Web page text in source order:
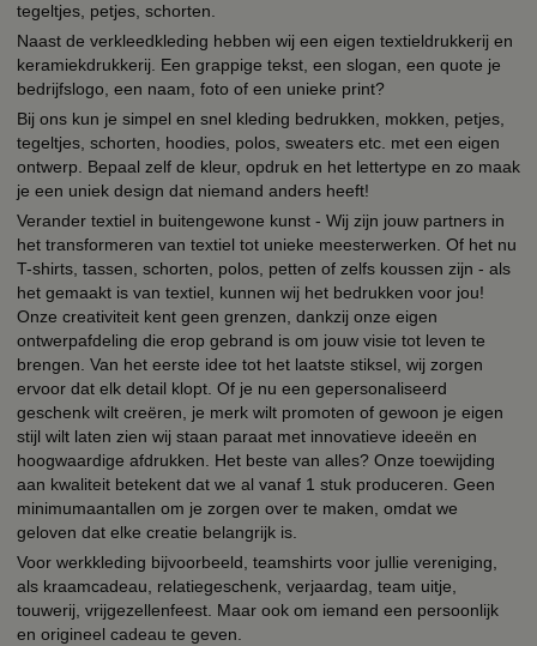
tegeltjes, petjes, schorten.
Naast de verkleedkleding hebben wij een eigen textieldrukkerij en
keramiekdrukkerij. Een grappige tekst, een slogan, een quote je
bedrijfslogo, een naam, foto of een unieke print?
Bij ons kun je simpel en snel kleding bedrukken, mokken, petjes,
tegeltjes, schorten, hoodies, polos, sweaters etc. met een eigen
ontwerp. Bepaal zelf de kleur, opdruk en het lettertype en zo maak
je een uniek design dat niemand anders heeft!
Verander textiel in buitengewone kunst - Wij zijn jouw partners in
het transformeren van textiel tot unieke meesterwerken. Of het nu
T-shirts, tassen, schorten, polos, petten of zelfs koussen zijn - als
het gemaakt is van textiel, kunnen wij het bedrukken voor jou!
Onze creativiteit kent geen grenzen, dankzij onze eigen
ontwerpafdeling die erop gebrand is om jouw visie tot leven te
brengen. Van het eerste idee tot het laatste stiksel, wij zorgen
ervoor dat elk detail klopt. Of je nu een gepersonaliseerd
geschenk wilt creëren, je merk wilt promoten of gewoon je eigen
stijl wilt laten zien wij staan paraat met innovatieve ideeën en
hoogwaardige afdrukken. Het beste van alles? Onze toewijding
aan kwaliteit betekent dat we al vanaf 1 stuk produceren. Geen
minimumaantallen om je zorgen over te maken, omdat we
geloven dat elke creatie belangrijk is.
Voor werkkleding bijvoorbeeld, teamshirts voor jullie vereniging,
als kraamcadeau, relatiegeschenk, verjaardag, team uitje,
touwerij, vrijgezellenfeest. Maar ook om iemand een persoonlijk
en origineel cadeau te geven.